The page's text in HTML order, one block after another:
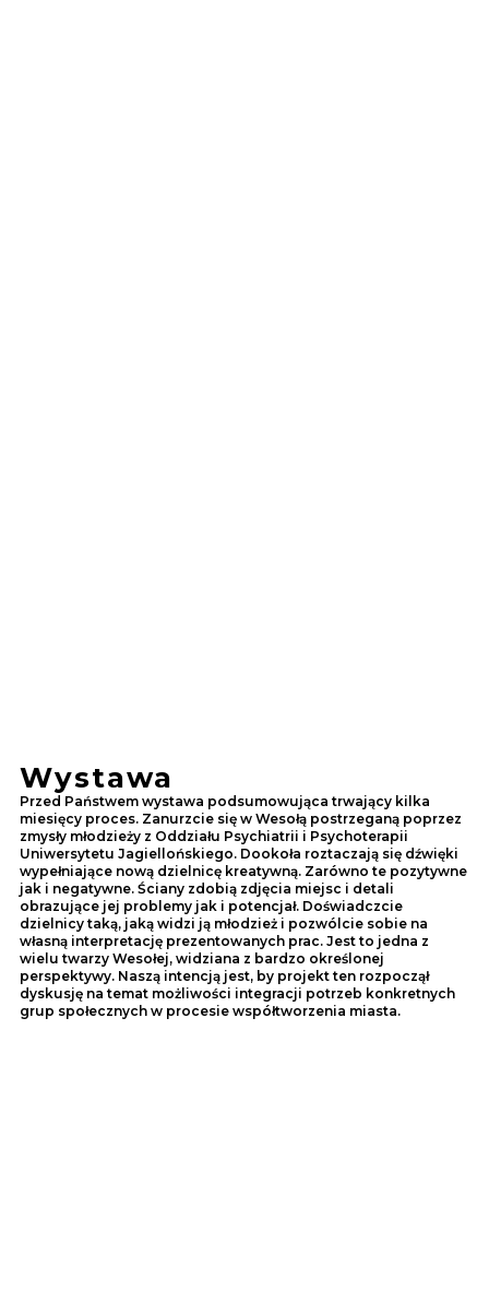
Wystawa
Przed Państwem wystawa podsumowująca trwający kilka
miesięcy proces. Zanurzcie się w Wesołą postrzeganą poprzez
zmysły młodzieży z Oddziału Psychiatrii i Psychoterapii
Uniwersytetu Jagiellońskiego. Dookoła roztaczają się dźwięki
wypełniające nową dzielnicę kreatywną. Zarówno te pozytywne
jak i negatywne. Ściany zdobią zdjęcia miejsc i detali
obrazujące jej problemy jak i potencjał. Doświadczcie
dzielnicy taką, jaką widzi ją młodzież i pozwólcie sobie na
własną interpretację prezentowanych prac. Jest to jedna z
wielu twarzy Wesołej, widziana z bardzo określonej
perspektywy. Naszą intencją jest, by projekt ten rozpoczął
dyskusję na temat możliwości integracji potrzeb konkretnych
grup społecznych w procesie współtworzenia miasta.